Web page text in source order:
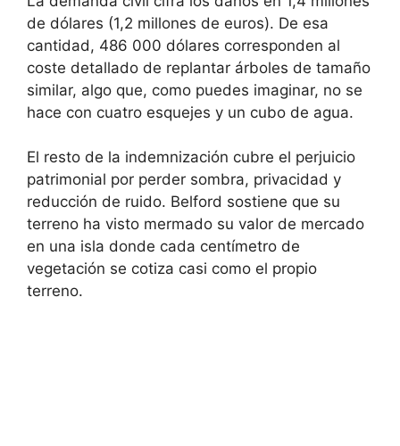
de dólares (1,2 millones de euros). De esa
cantidad, 486 000 dólares corresponden al
coste detallado de replantar árboles de tamaño
similar, algo que, como puedes imaginar, no se
hace con cuatro esquejes y un cubo de agua.
El resto de la indemnización cubre el perjuicio
patrimonial por perder sombra, privacidad y
reducción de ruido. Belford sostiene que su
terreno ha visto mermado su valor de mercado
en una isla donde cada centímetro de
vegetación se cotiza casi como el propio
terreno.